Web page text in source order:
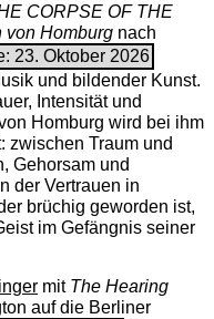
CORPSE OF THE
von Homburgnach
23. Oktober 2026
und bildender Kunst.
Intensität und
Homburg wird bei ihm
zwischen Traum und
Gehorsam und
der Vertrauen in
brüchig geworden ist,
im Gefängnis seiner
mit The ­Hearing
auf die Berliner